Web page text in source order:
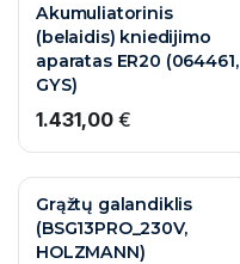
Akumuliatorinis
(belaidis) kniedijimo
aparatas ER20 (064461,
GYS)
1.431,00 €
Grąžtų galandiklis
(BSG13PRO_230V,
HOLZMANN)